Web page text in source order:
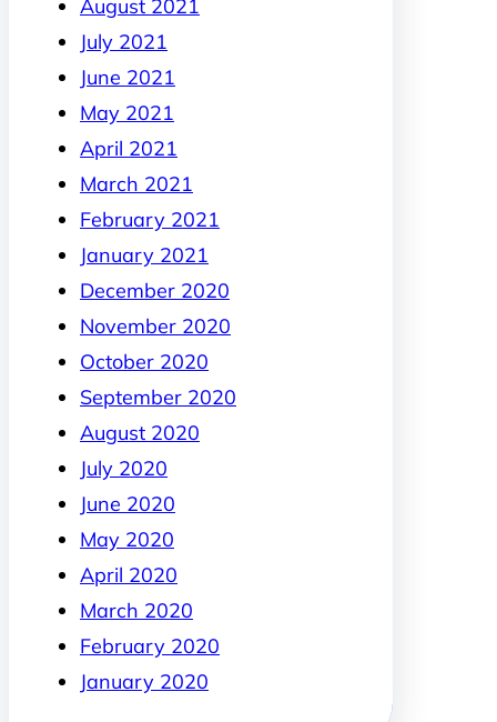
August 2021
July 2021
June 2021
May 2021
April 2021
March 2021
February 2021
January 2021
December 2020
November 2020
October 2020
September 2020
August 2020
July 2020
June 2020
May 2020
April 2020
March 2020
February 2020
January 2020